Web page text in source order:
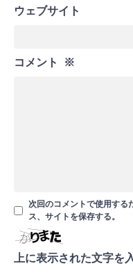
ウェブサイト
コメント ※
次回のコメントで使用する
ス、サイトを保存する。
上に表示された文字を